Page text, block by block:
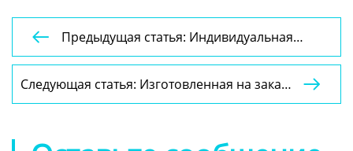

Предыдущая статья: Индивидуальная
упаковка из плотного картона в форме
карта, подарочная коробка с вкладышем
Следующая статья: Изготовленная на заказ
черная гофрированная транспортная
